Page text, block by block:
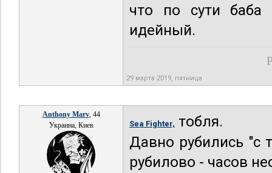
что по сути
идейный.
29 марта 2019, пятница
Anthony Marv, 44
Украина, Киев
Sea Fighter, тобля.
Давно рубились "с
рубилово - часов